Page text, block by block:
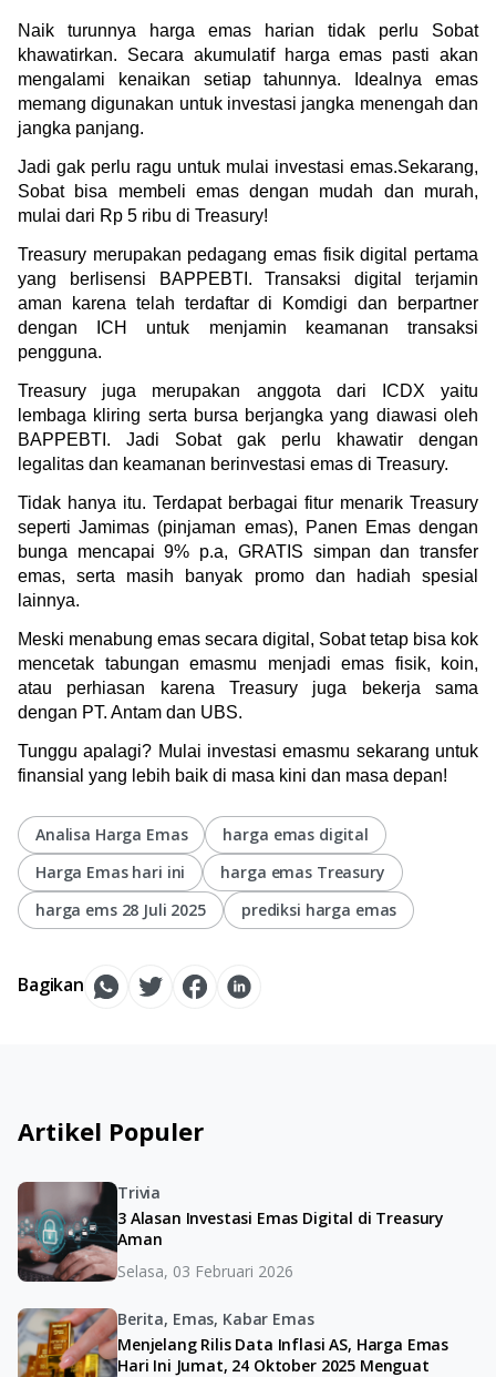
Naik turunnya harga emas harian tidak perlu Sobat
khawatirkan. Secara akumulatif harga emas pasti akan
mengalami kenaikan setiap tahunnya. Idealnya emas
memang digunakan untuk investasi jangka menengah dan
jangka panjang.
Jadi gak perlu ragu untuk mulai investasi emas.Sekarang,
Sobat bisa membeli emas dengan mudah dan murah,
mulai dari Rp 5 ribu di Treasury!
Treasury merupakan pedagang emas fisik digital pertama
yang berlisensi BAPPEBTI. Transaksi digital terjamin
aman karena telah terdaftar di Komdigi dan berpartner
dengan ICH untuk menjamin keamanan transaksi
pengguna.
Treasury juga merupakan anggota dari ICDX yaitu
lembaga kliring serta bursa berjangka yang diawasi oleh
BAPPEBTI. Jadi Sobat gak perlu khawatir dengan
legalitas dan keamanan berinvestasi emas di Treasury.
Tidak hanya itu. Terdapat berbagai fitur menarik Treasury
seperti Jamimas (pinjaman emas), Panen Emas dengan
bunga mencapai 9% p.a, GRATIS simpan dan transfer
emas, serta masih banyak promo dan hadiah spesial
lainnya.
Meski menabung emas secara digital, Sobat tetap bisa kok
mencetak tabungan emasmu menjadi emas fisik, koin,
atau perhiasan karena Treasury juga bekerja sama
dengan PT. Antam dan UBS.
Tunggu apalagi? Mulai investasi emasmu sekarang untuk
finansial yang lebih baik di masa kini dan masa depan!
Analisa Harga Emas
harga emas digital
Harga Emas hari ini
harga emas Treasury
harga ems 28 Juli 2025
prediksi harga emas
Bagikan
Artikel Populer
Trivia
3 Alasan Investasi Emas Digital di Treasury
Aman
Selasa, 03 Februari 2026
Berita, Emas, Kabar Emas
Menjelang Rilis Data Inflasi AS, Harga Emas
Hari Ini Jumat, 24 Oktober 2025 Menguat